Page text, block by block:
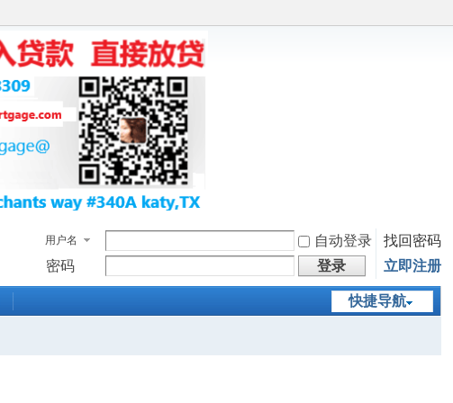
用户名 自动登录
找回密码
密码
登录 立即注册
快捷导航